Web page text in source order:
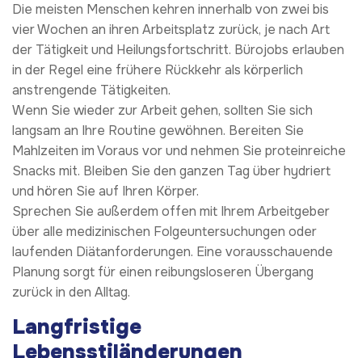
Die meisten Menschen kehren innerhalb von zwei bis
vier Wochen an ihren Arbeitsplatz zurück, je nach Art
der Tätigkeit und Heilungsfortschritt. Bürojobs erlauben
in der Regel eine frühere Rückkehr als körperlich
anstrengende Tätigkeiten.
Wenn Sie wieder zur Arbeit gehen, sollten Sie sich
langsam an Ihre Routine gewöhnen. Bereiten Sie
Mahlzeiten im Voraus vor und nehmen Sie proteinreiche
Snacks mit. Bleiben Sie den ganzen Tag über hydriert
und hören Sie auf Ihren Körper.
Sprechen Sie außerdem offen mit Ihrem Arbeitgeber
über alle medizinischen Folgeuntersuchungen oder
laufenden Diätanforderungen. Eine vorausschauende
Planung sorgt für einen reibungsloseren Übergang
zurück in den Alltag.
Langfristige
Lebensstiländerungen